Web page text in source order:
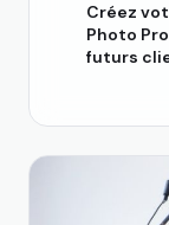
Créez
Photo
futurs